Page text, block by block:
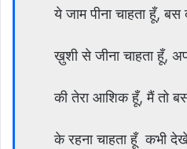
ये जाम पीना चाहता हूँ, बस
ख़ुशी से जीना चाहता हूँ,
की तेरा आशिक हूँ, मैं तो बस
के रहना चाहता हूँ कभी